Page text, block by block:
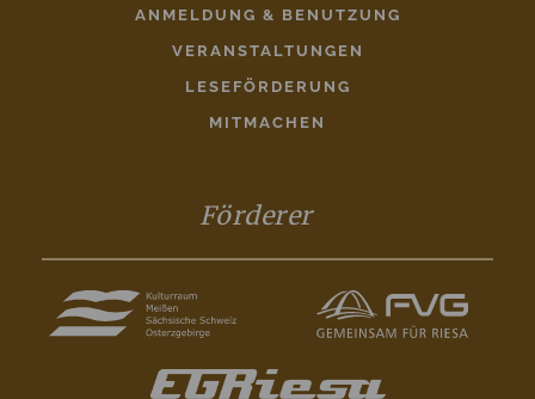
ANMELDUNG & BENUTZUNG
VERANSTALTUNGEN
LESEFÖRDERUNG
MITMACHEN
Förderer